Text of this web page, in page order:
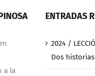
a la
ENTRADAS
2024 /
Dos